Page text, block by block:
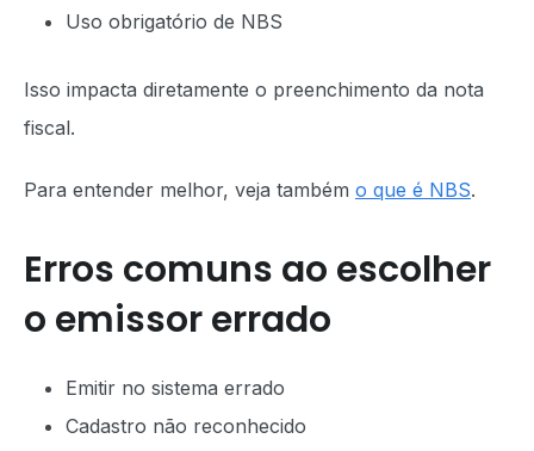
Uso obrigatório de NBS
Isso impacta diretamente o preenchimento da nota
fiscal.
Para entender melhor, veja também o que é NBS.
Erros comuns ao escolher
o emissor errado
Emitir no sistema errado
Cadastro não reconhecido